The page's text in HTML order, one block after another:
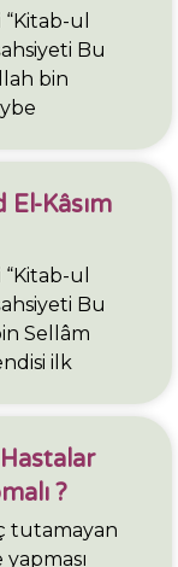
ul
Bu
bin
Kâsım
ul
Bu
Sellâm
ilk
?
tutamayan